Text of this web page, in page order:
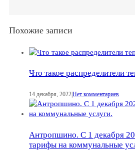
Похожие записи
Что такое распределители
14 декабря, 2022Нет комментариев
Антропшино. C 1 декабря
тарифы на коммунальные